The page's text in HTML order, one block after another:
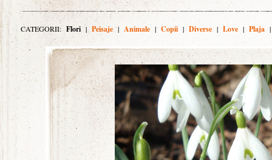
CATEGORII: Flori | Peisaje | Animale | Copii | Diverse | Love | Plaja |